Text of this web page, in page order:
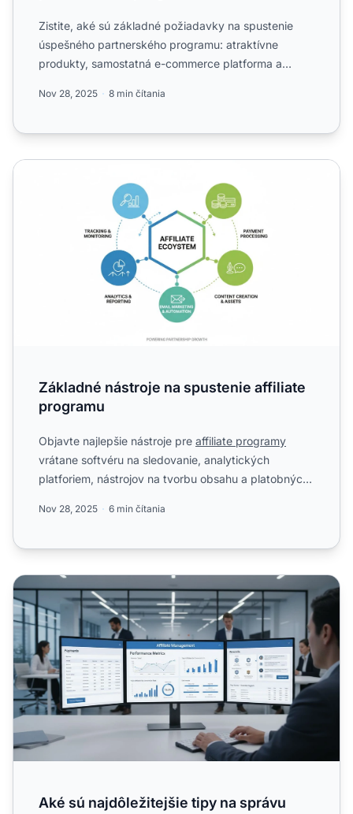
Zistite, aké sú základné požiadavky na spustenie
úspešného partnerského programu: atraktívne
produkty, samostatná e-commerce platforma a
Nov 28, 2025 8 min čítania
Základné nástroje na spustenie affiliate programu
Základné nástroje na spustenie affiliate
programu
Objavte najlepšie nástroje pre affiliate programy
vrátane softvéru na sledovanie, analytických
platforiem, nástrojov na tvorbu obsahu a platobných
Nov 28, 2025 6 min čítania
Aké sú najdôležitejšie tipy na správu affiliate partnerov?
Aké sú najdôležitejšie tipy na správu